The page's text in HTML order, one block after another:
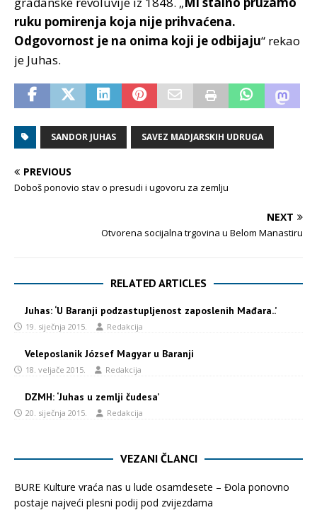
ruku pomirenja koja nije prihvaćena.
Odgovornost je na onima koji je odbijaju“ rekao
je Juhas.
SANDOR JUHAS SAVEZ MADJARSKIH UDRUGA
PREVIOUS
Doboš ponovio stav o presudi i ugovoru za zemlju
NEXT
Otvorena socijalna trgovina u Belom Manastiru
RELATED ARTICLES
Juhas: ‘U Baranji podzastupljenost zaposlenih Mađara..’
19. siječnja 2015. Redakcija
Veleposlanik József Magyar u Baranji
18. veljače 2015. Redakcija
DZMH: ‘Juhas u zemlji čudesa’
20. siječnja 2015. Redakcija
VEZANI ČLANCI
BURE Kulture vraća nas u lude osamdesete – Đola ponovno
postaje najveći plesni podij pod zvijezdama